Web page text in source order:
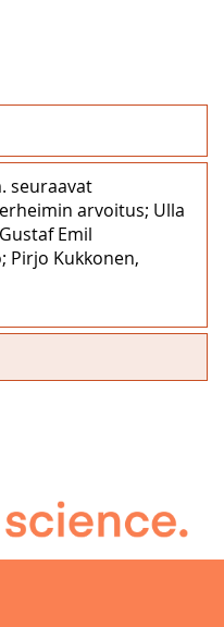
seuraavat
arvoitus; Ulla
Emil
Pirjo Kukkonen,